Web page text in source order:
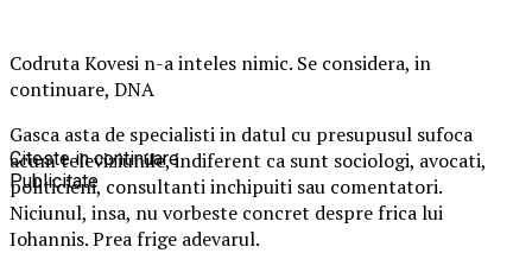
Codruta Kovesi n-a inteles nimic. Se considera, in
continuare, DNA
Gasca asta de specialisti in datul cu presupusul sufoca
acum televiziunile, indiferent ca sunt sociologi, avocati,
politicieni, consultanti inchipuiti sau comentatori.
Niciunul, insa, nu vorbeste concret despre frica lui
Iohannis. Prea frige adevarul.
Citeste in continuare
Publicitate